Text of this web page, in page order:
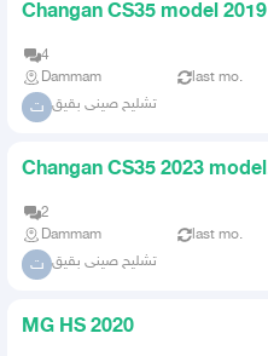
Changan CS35 model 2019
4
Dammam
last mo.
ت تشليح صينى بقيق
Changan CS35 2023 model
2
Dammam
last mo.
ت تشليح صينى بقيق
MG HS 2020